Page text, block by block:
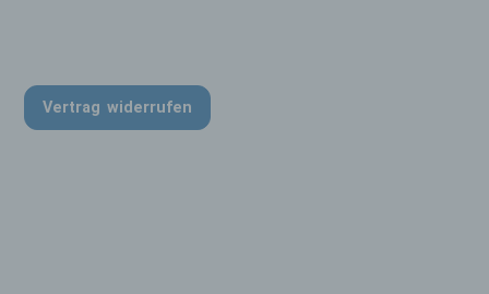
Vertrag widerrufen
identifizierte oder identifizierbare natürliche
Person (im Folgenden „betroffene Person")
beziehen. Als identifizierbar wird eine